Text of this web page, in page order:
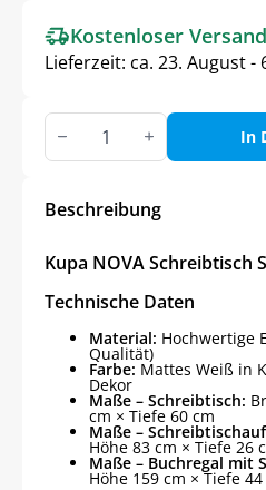
1.158,95€
811,58€.
Kostenloser Versand
Lieferzeit: ca. 23. August -
Kupa
NOVA
Schreibtisch
teilig
In
Beschreibung
Kupa NOVA Schreibtisch
Technische Daten
Material: Hochwertige
Qualität)
Farbe: Mattes Weiß in
Dekor
Maße – Schreibtisch:
cm × Tiefe 60 cm
Maße –
Höhe 83 cm × Tiefe 26
Maße – Buchregal mit
Höhe 159 cm × Tiefe